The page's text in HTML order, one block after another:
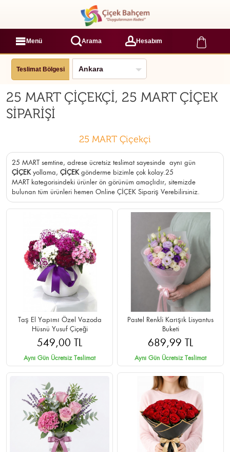
Menü Arama Hesabım
Teslimat Bölgesi
25 MART ÇİÇEKÇİ, 25 MART ÇİÇEK
SİPARİŞİ
25 MART Çiçekçi
25 MART semtine, adrese ücretsiz teslimat sayesinde aynı gün
ÇİÇEKyollama, ÇİÇEKgönderme bizimle çok kolay.25
MART kategorisindeki ürünler ön görünüm amaçlıdır, sitemizde
bulunan tüm ürünleri hemen Online ÇİÇEK Sipariş Verebilirsiniz.
Taş El Yapımı Özel Vazoda
Hüsnü Yusuf Çiçeği
549,00 TL
Aynı Gün Ücretsiz Teslimat
Pastel Renkli Karışık Lisyantus
Buketi
689,99 TL
Aynı Gün Ücretsiz Teslimat